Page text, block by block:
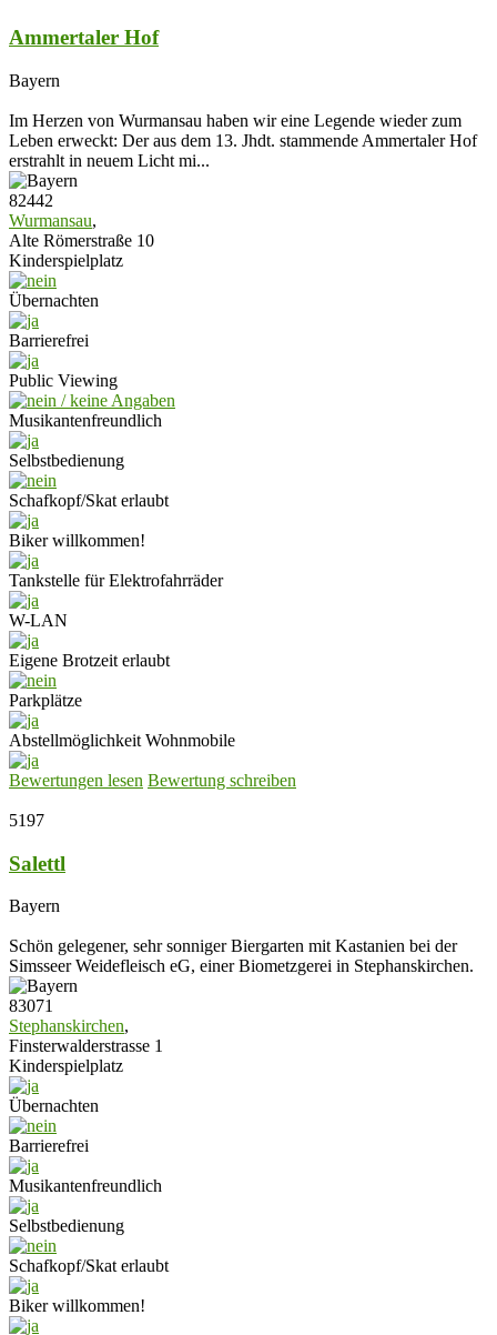
Ammertaler Hof
Bayern
Im Herzen von Wurmansau haben wir eine Legende wieder zum
Leben erweckt: Der aus dem 13. Jhdt. stammende Ammertaler Hof
erstrahlt in neuem Licht mi...
82442
Wurmansau,
Alte Römerstraße 10
Kinderspielplatz
Übernachten
Barrierefrei
Public Viewing
Musikantenfreundlich
Selbstbedienung
Schafkopf/Skat erlaubt
Biker willkommen!
Tankstelle für Elektrofahrräder
W-LAN
Eigene Brotzeit erlaubt
Parkplätze
Abstellmöglichkeit Wohnmobile
Bewertungen lesen Bewertung schreiben
5197
Salettl
Bayern
Schön gelegener, sehr sonniger Biergarten mit Kastanien bei der
Simsseer Weidefleisch eG, einer Biometzgerei in Stephanskirchen.
83071
Stephanskirchen,
Finsterwalderstrasse 1
Kinderspielplatz
Übernachten
Barrierefrei
Musikantenfreundlich
Selbstbedienung
Schafkopf/Skat erlaubt
Biker willkommen!